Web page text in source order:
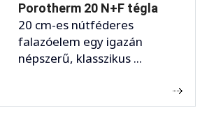
Porotherm 20 N+F tégla
20 cm-es nútféderes
falazóelem egy igazán
népszerű, klasszikus ...